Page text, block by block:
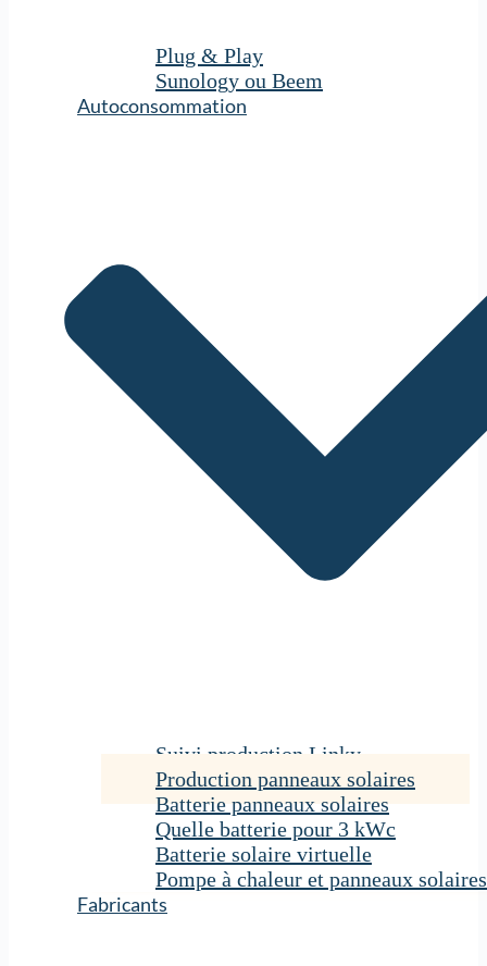
Plug & Play
Sunology ou Beem
Autoconsommation
Suivi production Linky
Production panneaux solaires
Batterie panneaux solaires
Quelle batterie pour 3 kWc
Batterie solaire virtuelle
Pompe à chaleur et panneaux solaires
Fabricants